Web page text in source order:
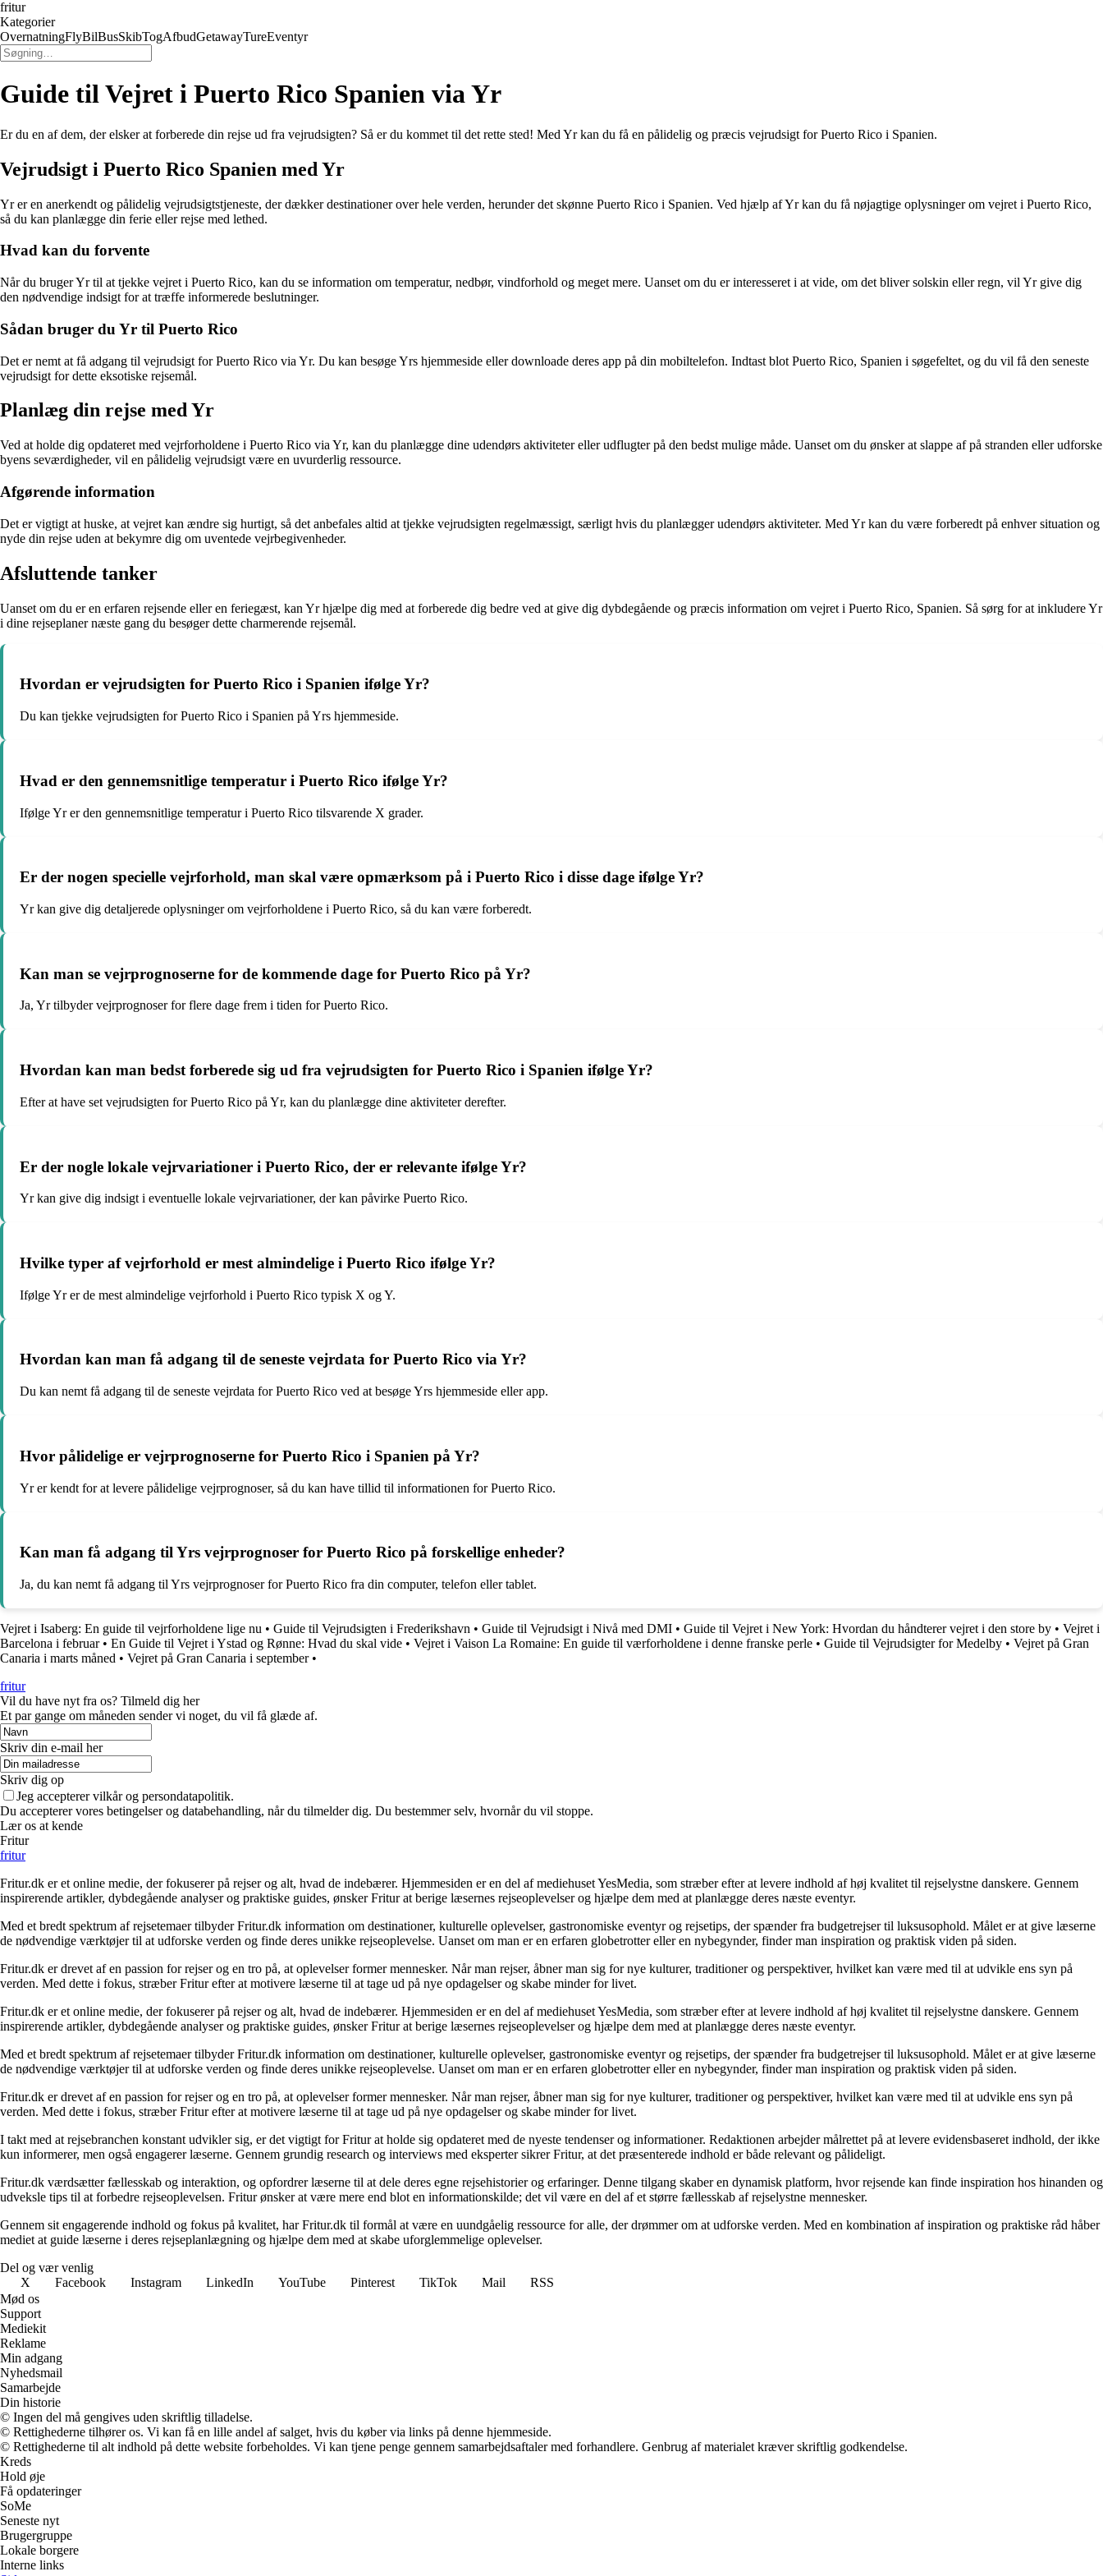
fritur
Kategorier
OvernatningFlyBilBusSkibTogAfbudGetawayTureEventyr
Guide til Vejret i Puerto Rico Spanien via Yr
Er du en af dem, der elsker at forberede din rejse ud fra vejrudsigten? Så er du kommet til det rette sted! Med Yr kan du få en pålidelig og præcis vejrudsigt for Puerto Rico i Spanien.
Vejrudsigt i Puerto Rico Spanien med Yr
Yr er en anerkendt og pålidelig vejrudsigtstjeneste, der dækker destinationer over hele verden, herunder det skønne Puerto Rico i Spanien. Ved hjælp af Yr kan du få nøjagtige oplysninger om vejret i Puerto Rico,
så du kan planlægge din ferie eller rejse med lethed.
Hvad kan du forvente
Når du bruger Yr til at tjekke vejret i Puerto Rico, kan du se information om temperatur, nedbør, vindforhold og meget mere. Uanset om du er interesseret i at vide, om det bliver solskin eller regn, vil Yr give dig
den nødvendige indsigt for at træffe informerede beslutninger.
Sådan bruger du Yr til Puerto Rico
Det er nemt at få adgang til vejrudsigt for Puerto Rico via Yr. Du kan besøge Yrs hjemmeside eller downloade deres app på din mobiltelefon. Indtast blot Puerto Rico, Spanien i søgefeltet, og du vil få den seneste
vejrudsigt for dette eksotiske rejsemål.
Planlæg din rejse med Yr
Ved at holde dig opdateret med vejrforholdene i Puerto Rico via Yr, kan du planlægge dine udendørs aktiviteter eller udflugter på den bedst mulige måde. Uanset om du ønsker at slappe af på stranden eller udforske
byens seværdigheder, vil en pålidelig vejrudsigt være en uvurderlig ressource.
Afgørende information
Det er vigtigt at huske, at vejret kan ændre sig hurtigt, så det anbefales altid at tjekke vejrudsigten regelmæssigt, særligt hvis du planlægger udendørs aktiviteter. Med Yr kan du være forberedt på enhver situation og
nyde din rejse uden at bekymre dig om uventede vejrbegivenheder.
Afsluttende tanker
Uanset om du er en erfaren rejsende eller en feriegæst, kan Yr hjælpe dig med at forberede dig bedre ved at give dig dybdegående og præcis information om vejret i Puerto Rico, Spanien. Så sørg for at inkludere Yr
i dine rejseplaner næste gang du besøger dette charmerende rejsemål.
Hvordan er vejrudsigten for Puerto Rico i Spanien ifølge Yr?
Du kan tjekke vejrudsigten for Puerto Rico i Spanien på Yrs hjemmeside.
Hvad er den gennemsnitlige temperatur i Puerto Rico ifølge Yr?
Ifølge Yr er den gennemsnitlige temperatur i Puerto Rico tilsvarende X grader.
Er der nogen specielle vejrforhold, man skal være opmærksom på i Puerto Rico i disse dage ifølge Yr?
Yr kan give dig detaljerede oplysninger om vejrforholdene i Puerto Rico, så du kan være forberedt.
Kan man se vejrprognoserne for de kommende dage for Puerto Rico på Yr?
Ja, Yr tilbyder vejrprognoser for flere dage frem i tiden for Puerto Rico.
Hvordan kan man bedst forberede sig ud fra vejrudsigten for Puerto Rico i Spanien ifølge Yr?
Efter at have set vejrudsigten for Puerto Rico på Yr, kan du planlægge dine aktiviteter derefter.
Er der nogle lokale vejrvariationer i Puerto Rico, der er relevante ifølge Yr?
Yr kan give dig indsigt i eventuelle lokale vejrvariationer, der kan påvirke Puerto Rico.
Hvilke typer af vejrforhold er mest almindelige i Puerto Rico ifølge Yr?
Ifølge Yr er de mest almindelige vejrforhold i Puerto Rico typisk X og Y.
Hvordan kan man få adgang til de seneste vejrdata for Puerto Rico via Yr?
Du kan nemt få adgang til de seneste vejrdata for Puerto Rico ved at besøge Yrs hjemmeside eller app.
Hvor pålidelige er vejrprognoserne for Puerto Rico i Spanien på Yr?
Yr er kendt for at levere pålidelige vejrprognoser, så du kan have tillid til informationen for Puerto Rico.
Kan man få adgang til Yrs vejrprognoser for Puerto Rico på forskellige enheder?
Ja, du kan nemt få adgang til Yrs vejrprognoser for Puerto Rico fra din computer, telefon eller tablet.
Vejret i Isaberg: En guide til vejrforholdene lige nu • Guide til Vejrudsigten i Frederikshavn • Guide til Vejrudsigt i Nivå med DMI • Guide til Vejret i New York: Hvordan du håndterer vejret i den store by • Vejret i
Barcelona i februar• En Guide til Vejret i Ystad og Rønne: Hvad du skal vide • Vejret i Vaison La Romaine: En guide til værforholdene i denne franske perle • Guide til Vejrudsigter for Medelby • Vejret på Gran
Canaria i marts måned • Vejret på Gran Canaria i september•
fritur
Vil du have nyt fra os? Tilmeld dig her
Et par gange om måneden sender vi noget, du vil få glæde af.
Skriv din e-mail her
Skriv dig op
Jeg accepterer vilkår og persondatapolitik.
Du accepterer vores betingelser og databehandling, når du tilmelder dig. Du bestemmer selv, hvornår du vil stoppe.
Lær os at kende
Fritur
fritur
Fritur.dk er et online medie, der fokuserer på rejser og alt, hvad de indebærer. Hjemmesiden er en del af mediehuset YesMedia, som stræber efter at levere indhold af høj kvalitet til rejselystne danskere. Gennem
inspirerende artikler, dybdegående analyser og praktiske guides, ønsker Fritur at berige læsernes rejseoplevelser og hjælpe dem med at planlægge deres næste eventyr.
Med et bredt spektrum af rejsetemaer tilbyder Fritur.dk information om destinationer, kulturelle oplevelser, gastronomiske eventyr og rejsetips, der spænder fra budgetrejser til luksusophold. Målet er at give læserne
de nødvendige værktøjer til at udforske verden og finde deres unikke rejseoplevelse. Uanset om man er en erfaren globetrotter eller en nybegynder, finder man inspiration og praktisk viden på siden.
Fritur.dk er drevet af en passion for rejser og en tro på, at oplevelser former mennesker. Når man rejser, åbner man sig for nye kulturer, traditioner og perspektiver, hvilket kan være med til at udvikle ens syn på
verden. Med dette i fokus, stræber Fritur efter at motivere læserne til at tage ud på nye opdagelser og skabe minder for livet.
Fritur.dk er et online medie, der fokuserer på rejser og alt, hvad de indebærer. Hjemmesiden er en del af mediehuset YesMedia, som stræber efter at levere indhold af høj kvalitet til rejselystne danskere. Gennem
inspirerende artikler, dybdegående analyser og praktiske guides, ønsker Fritur at berige læsernes rejseoplevelser og hjælpe dem med at planlægge deres næste eventyr.
Med et bredt spektrum af rejsetemaer tilbyder Fritur.dk information om destinationer, kulturelle oplevelser, gastronomiske eventyr og rejsetips, der spænder fra budgetrejser til luksusophold. Målet er at give læserne
de nødvendige værktøjer til at udforske verden og finde deres unikke rejseoplevelse. Uanset om man er en erfaren globetrotter eller en nybegynder, finder man inspiration og praktisk viden på siden.
Fritur.dk er drevet af en passion for rejser og en tro på, at oplevelser former mennesker. Når man rejser, åbner man sig for nye kulturer, traditioner og perspektiver, hvilket kan være med til at udvikle ens syn på
verden. Med dette i fokus, stræber Fritur efter at motivere læserne til at tage ud på nye opdagelser og skabe minder for livet.
I takt med at rejsebranchen konstant udvikler sig, er det vigtigt for Fritur at holde sig opdateret med de nyeste tendenser og informationer. Redaktionen arbejder målrettet på at levere evidensbaseret indhold, der ikke
kun informerer, men også engagerer læserne. Gennem grundig research og interviews med eksperter sikrer Fritur, at det præsenterede indhold er både relevant og pålideligt.
Fritur.dk værdsætter fællesskab og interaktion, og opfordrer læserne til at dele deres egne rejsehistorier og erfaringer. Denne tilgang skaber en dynamisk platform, hvor rejsende kan finde inspiration hos hinanden og
udveksle tips til at forbedre rejseoplevelsen. Fritur ønsker at være mere end blot en informationskilde; det vil være en del af et større fællesskab af rejselystne mennesker.
Gennem sit engagerende indhold og fokus på kvalitet, har Fritur.dk til formål at være en uundgåelig ressource for alle, der drømmer om at udforske verden. Med en kombination af inspiration og praktiske råd håber
mediet at guide læserne i deres rejseplanlægning og hjælpe dem med at skabe uforglemmelige oplevelser.
Del og vær venlig
X
Facebook Instagram LinkedIn YouTube Pinterest TikTok Mail
RSS
Mød os
Support
Mediekit
Reklame
Min adgang
Nyhedsmail
Samarbejde
Din historie
© Ingen del må gengives uden skriftlig tilladelse.
© Rettighederne tilhører os. Vi kan få en lille andel af salget, hvis du køber via links på denne hjemmeside.
© Rettighederne til alt indhold på dette website forbeholdes. Vi kan tjene penge gennem samarbejdsaftaler med forhandlere. Genbrug af materialet kræver skriftlig godkendelse.
Kreds
Hold øje
Få opdateringer
SoMe
Seneste nyt
Brugergruppe
Lokale borgere
Interne links